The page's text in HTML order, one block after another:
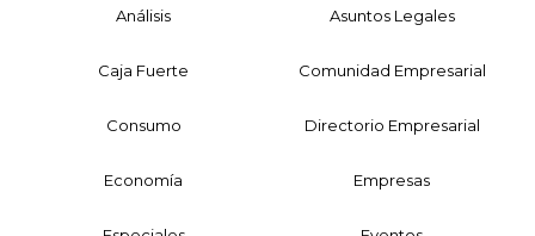
Análisis Asuntos Legales
Caja Fuerte Comunidad Empresarial
Consumo Directorio Empresarial
Economía Empresas